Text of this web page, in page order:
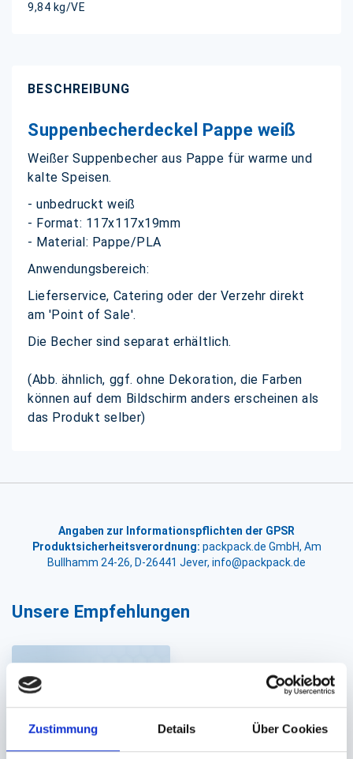
Zustimmung Details Über Cookies
9,84 kg/VE
BESCHREIBUNG
Suppenbecherdeckel Pappe weiß
Weißer Suppenbecher aus Pappe für warme und
kalte Speisen.
- unbedruckt weiß
- Format: 117x117x19mm
- Material: Pappe/PLA
Anwendungsbereich:
Lieferservice, Catering oder der Verzehr direkt
am 'Point of Sale'.
Die Becher sind separat erhältlich.
(Abb. ähnlich, ggf. ohne Dekoration, die Farben
können auf dem Bildschirm anders erscheinen als
das Produkt selber)
Angaben zur Informationspflichten der GPSR
Produktsicherheitsverordnung: packpack.de GmbH, Am
Bullhamm 24-26, D-26441 Jever, info@packpack.de
Unsere Empfehlungen